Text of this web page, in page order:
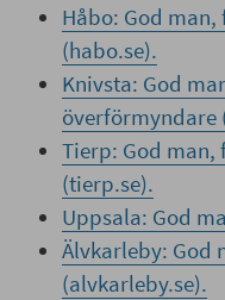
Håbo: God
(habo.se).
Knivsta: God
överförmyndare
Tierp: God
(tierp.se).
Uppsala: God
Älvkarleby: God
(alvkarleby.se).